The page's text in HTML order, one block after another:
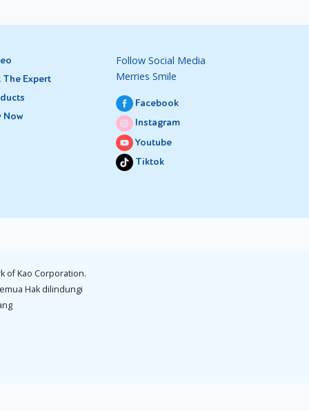
The Expert
Now
Follow Social Media
Merries Smile
Facebook
Instagram
Youtube
Tiktok
of Kao Corporation.
Hak dilindungi